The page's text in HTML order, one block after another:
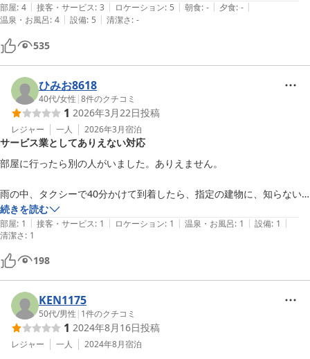
ただ、改善して欲しい部分もあります。
予約をすると、アメリカの番号からショートメッセージで、予約確認と
チェックイン事前登録の案内が細かく分かれて何通も届きます。非常に
読みにくいです。
また、アメリカからのSMSなのでかなり警戒しました。
宿泊当日にチェックイン方法のメールが届くと記載さていますが、届き
ません。施設に電話連絡か直接行って、問合せがスムーズです。
予約システムが変更になったそうで、まだ不慣れな感じだったので仕方
部屋: 4 | 接客・サービス: 3 | ロケーション: 5 | 朝食: - | 夕食: - |
温泉・お風呂: 4 | 設備: 5 | 清潔さ: -
535
ひみお8618
40代/女性 |8件のクチコミ
1 2026年3月22日投稿
レジャー 一人 2026年3月宿泊
サービス業としてありえない対応
部屋に行ったら別の人がいました。ありえません。
雨の中、タクシーで40分かけて到着したら、指定の建物に、知らない
男性が2人いました。お泊まりですかと聞いたらそうですとのこと。お
かしいので宿の電話番号に連絡しました。そうしたら本部に確認します
とのこと。
少し経って、本部？から電話が来ました。いまからやぶさちのスタッフ
さんが来ますとのこと、すでに到着してから、はじめの電話などあわ
せ、雨の中外で1時間待っています。
そして、スタッフが来てくれたらどうなるのか、全く説明もありませ
ん。まさか見知らぬ男性がいた部屋を片付けて泊まれというのか、別の
部屋に通されるのでしょうか。部屋を間違えても入れたなら、鍵のナン
続きを読む
部屋: 1 | 接客・サービス: 1 | ロケーション: 1 | 温泉・お風呂: 1 | 設備: 1 |
清潔さ: 1
198
KEN1175
50代/男性 | 1件のクチコミ
1 2024年8月16日投稿
レジャー 一人 2024年8月宿泊